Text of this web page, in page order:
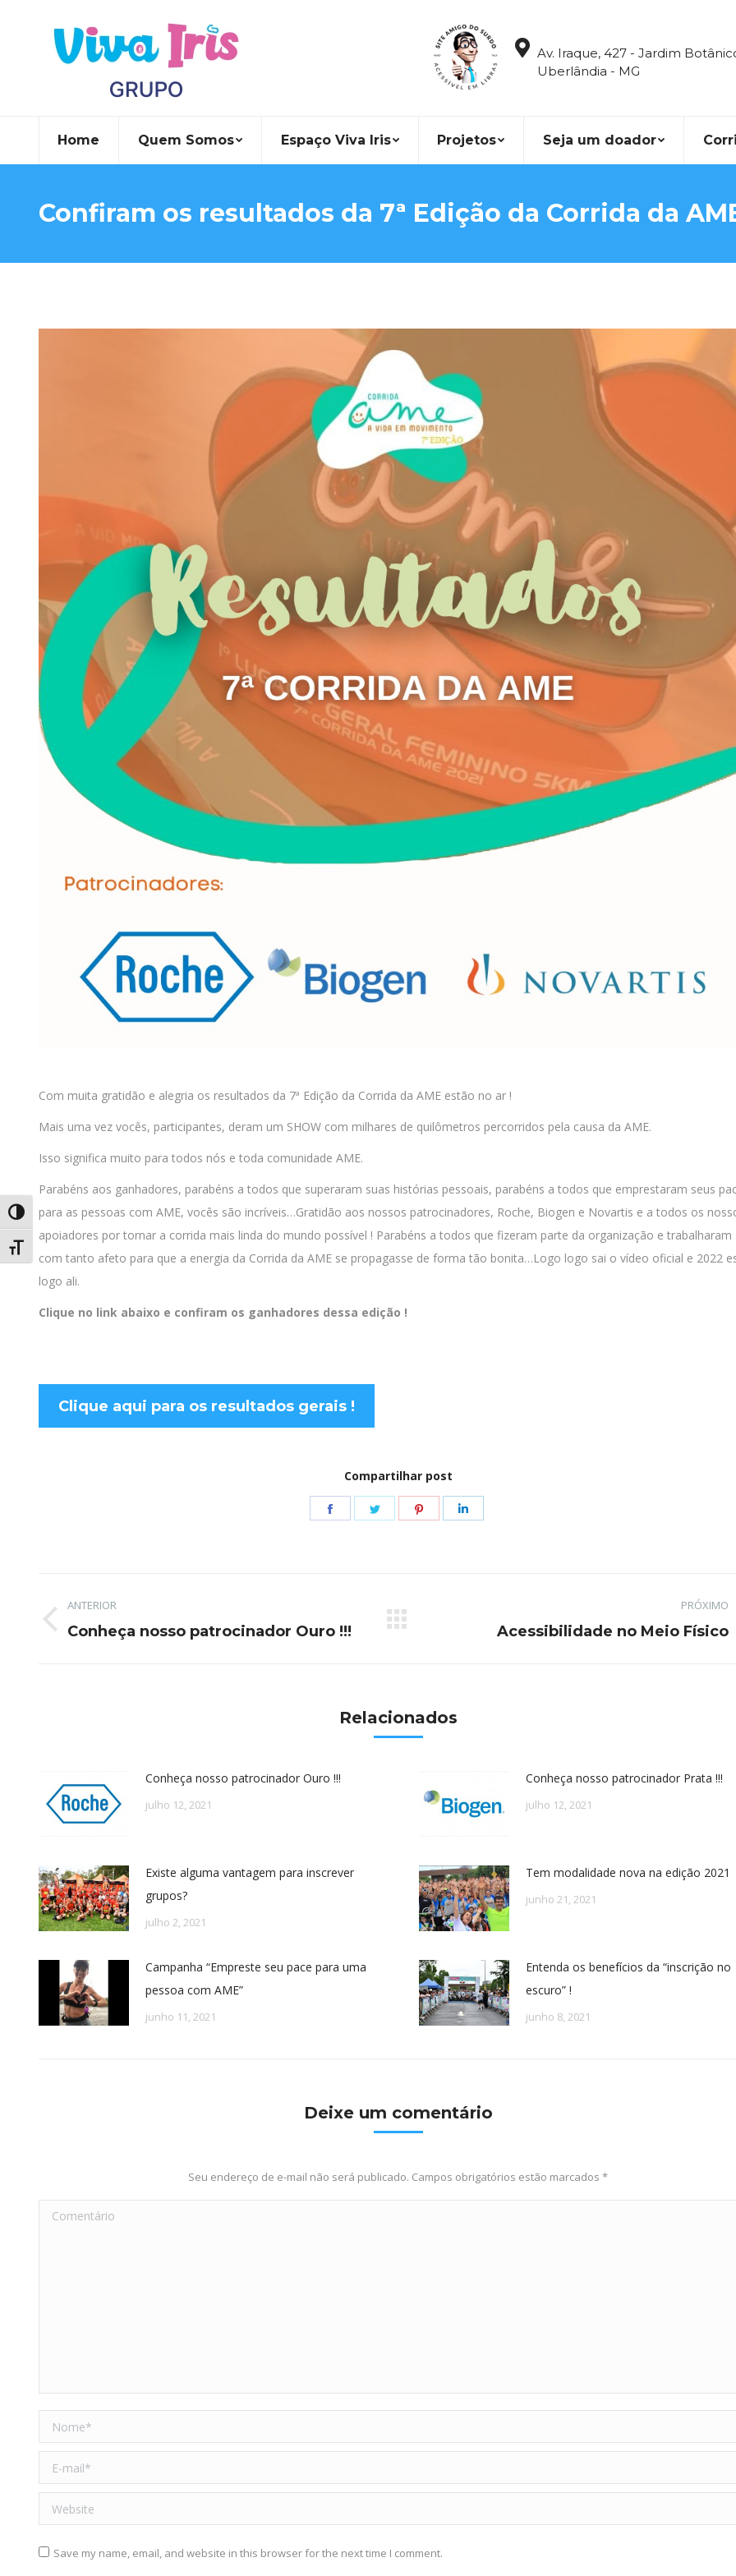
Alternar alto contraste
Alternar tamanho da fonte
Av. Iraque, 427 - Jardim
Uberlândia - MG
Home Quem Somos Espaço Viva Iris Projetos Seja um doador
Confiram os resultados da 7ª Edição da Corrida da
Com muita gratidão e alegria os resultados da 7ª Edição da Corrida da AME estão no ar !
Mais uma vez vocês, participantes, deram um SHOW com milhares de quilômetros percorridos pela causa da AME.
Isso significa muito para todos nós e toda comunidade AME.
Parabéns aos ganhadores, parabéns a todos que superaram suas histórias pessoais, parabéns a todos que emprestaram seus
para as pessoas com AME, vocês são incríveis…Gratidão aos nossos patrocinadores, Roche, Biogen e Novartis e a todos os
apoiadores por tornar a corrida mais linda do mundo possível ! Parabéns a todos que fizeram parte da organização e trabalharam
com tanto afeto para que a energia da Corrida da AME se propagasse de forma tão bonita…Logo logo sai o vídeo oficial e 2022
logo ali.
Clique no link abaixo e confiram os ganhadores dessa edição !
Clique aqui para os resultados gerais !
Compartilhar post
Share
Share
Share
de
post:
ANTERIOR
Post
Conheça nosso patrocinador Ouro !!!
PRÓXIMO
Acessibilidade no Meio Físico
Relacionados
Conheça nosso patrocinador Ouro !!!
julho 12, 2021
Conheça nosso patrocinador Prata !!!
julho 12, 2021
Existe alguma vantagem para inscrever
grupos?
julho 2, 2021
Tem modalidade nova na edição 2021
junho 21, 2021
Campanha “Empreste seu pace para uma
pessoa com AME”
junho 11, 2021
Entenda os benefícios da “inscrição no
escuro” !
junho 8, 2021
Deixe um comentário
Seu endereço de e-mail não será publicado. Campos obrigatórios estão marcados *
Comentário
Nome *
E-mail *
Website
Save my name, email, and website in this browser for the next time I comment.